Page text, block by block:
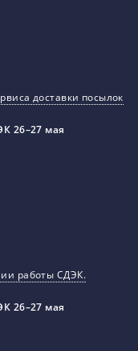
доставки посылок
26–27 мая
работы СДЭК.
26–27 мая